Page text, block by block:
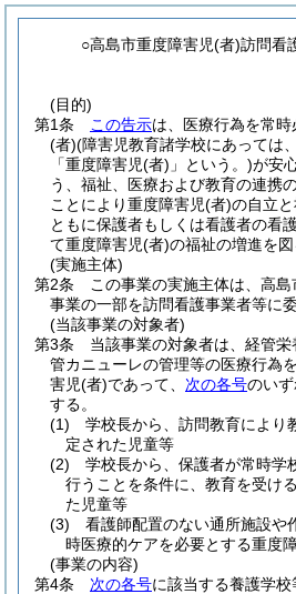
○高島市重度障害児(者)訪問看
(目的)
第1条
この告示は、医療行為を常
(者)(障害児教育諸学校にあっては
「重度障害児(者) 」という。)が安
う、福祉、医療および教育の連携
ことにより重度障害児(者)の自立
ともに保護者もしくは看護者の看
て重度障害児(者)の福祉の増進を図
(実施主体)
第2条
この事業の実施主体は、高島
事業の一部を訪問看護事業者等に
(当該事業の対象者)
第3条
当該事業の対象者は、経管
管カニューレの管理等の医療行為
害児(者)であって、 次の各号のい
する。
(1)
学校長から、訪問教育により
定された児童等
(2)
学校長から、保護者が常時学
行うことを条件に、教育を受け
た児童等
(3)
看護師配置のない通所施設や
時医療的ケアを必要とする重度
(事業の内容)
第4条
次の各号に該当する養護学